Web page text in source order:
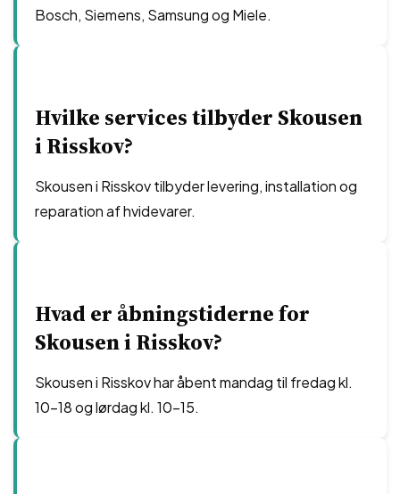
Bosch, Siemens, Samsung og Miele.
Hvilke services tilbyder Skousen
i Risskov?
Skousen i Risskov tilbyder levering, installation og
reparation af hvidevarer.
Hvad er åbningstiderne for
Skousen i Risskov?
Skousen i Risskov har åbent mandag til fredag kl.
10-18 og lørdag kl. 10-15.